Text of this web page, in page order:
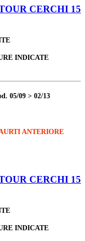
CERCHI 15
INDICATE
05/09 > 02/13
ANTERIORE
CERCHI 15
INDICATE